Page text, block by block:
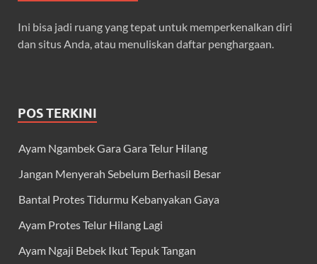
Ini bisa jadi ruang yang tepat untuk memperkenalkan diri
dan situs Anda, atau menuliskan daftar penghargaan.
POS TERKINI
Ayam Ngambek Gara Gara Telur Hilang
Jangan Menyerah Sebelum Berhasil Besar
Bantal Protes Tidurmu Kebanyakan Gaya
Ayam Protes Telur Hilang Lagi
Ayam Ngaji Bebek Ikut Tepuk Tangan